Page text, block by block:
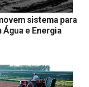
sistema para
e Energia